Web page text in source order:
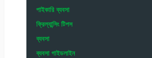
পাইকারি ব্যবসা
ফ্রিল্যান্সিং টিপস
ব্যবসা
ব্যবসা গাইডলাইন